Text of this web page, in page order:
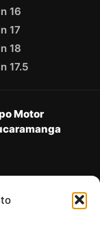
16
17
18
17.5
Motor